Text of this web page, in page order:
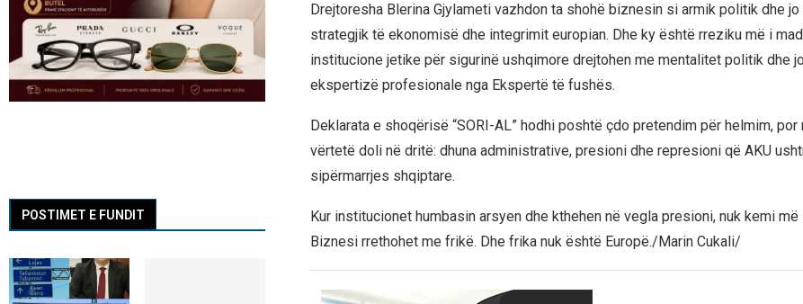
Drejtoresha Blerina Gjylameti vazhdon ta shohë biznesin si armik politik dhe
strategjik të ekonomisë dhe integrimit europian. Dhe ky është rreziku më i
institucione jetike për sigurinë ushqimore drejtohen me mentalitet politik dhe
ekspertizë profesionale nga Ekspertë të fushës.
Deklarata e shoqërisë “SORI-AL” hodhi poshtë çdo pretendim për helmim, por
vërtetë doli në dritë: dhuna administrative, presioni dhe represioni që AKU
sipërmarrjes shqiptare.
Kur institucionet humbasin arsyen dhe kthehen në vegla presioni, nuk kemi më
Biznesi rrethohet me frikë. Dhe frika nuk është Europë./Marin Cukali/
POSTIMET E FUNDIT